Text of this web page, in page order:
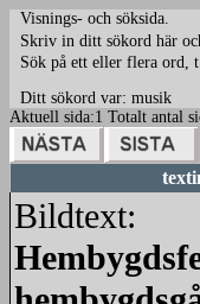
Visnings- och söksida.
Skriv in ditt sökord här
Sök på ett eller flera ord,
Ditt sökord var: musik
Aktuell sida:1 Totalt antal
Bildtext: